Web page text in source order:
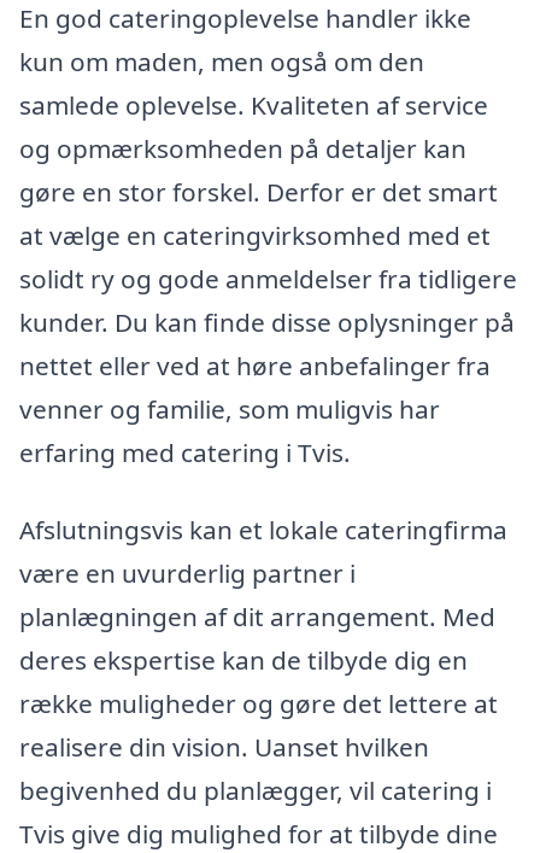
En god cateringoplevelse handler ikke
kun om maden, men også om den
samlede oplevelse. Kvaliteten af service
og opmærksomheden på detaljer kan
gøre en stor forskel. Derfor er det smart
at vælge en cateringvirksomhed med et
solidt ry og gode anmeldelser fra tidligere
kunder. Du kan finde disse oplysninger på
nettet eller ved at høre anbefalinger fra
venner og familie, som muligvis har
erfaring med catering i Tvis.
Afslutningsvis kan et lokale cateringfirma
være en uvurderlig partner i
planlægningen af dit arrangement. Med
deres ekspertise kan de tilbyde dig en
række muligheder og gøre det lettere at
realisere din vision. Uanset hvilken
begivenhed du planlægger, vil catering i
Tvis give dig mulighed for at tilbyde dine